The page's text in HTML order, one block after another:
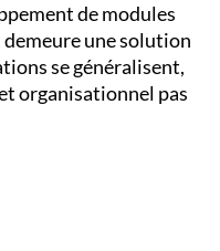
de modules
demeure une solution
se généralisent,
organisationnel pas